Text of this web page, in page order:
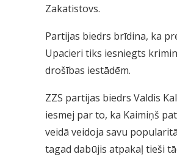
Zakatistovs.
Partijas biedrs brīdina, ka
Upacieri tiks iesniegts
drošības iestādēm.
ZZS partijas biedrs Valdis
iesmej par to, ka Kaimiņš
veidā veidoja savu
tagad dabūjis atpakaļ tieši